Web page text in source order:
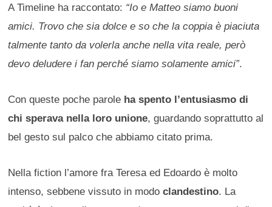
A Timeline ha raccontato: “Io e Matteo siamo buoni
amici. Trovo che sia dolce e so che la coppia è piaciuta
talmente tanto da volerla anche nella vita reale, però
devo deludere i fan perché siamo solamente amici”.
Con queste poche parole ha spento l’entusiasmo di
chi sperava nella loro unione, guardando soprattutto al
bel gesto sul palco che abbiamo citato prima.
Nella fiction l’amore fra Teresa ed Edoardo è molto
intenso, sebbene vissuto in modoclandestino. La